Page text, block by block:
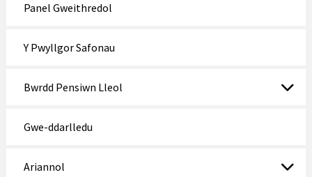
Panel Gweithredol
Y Pwyllgor Safonau
Bwrdd Pensiwn Lleol
Gwe-ddarlledu
Ariannol